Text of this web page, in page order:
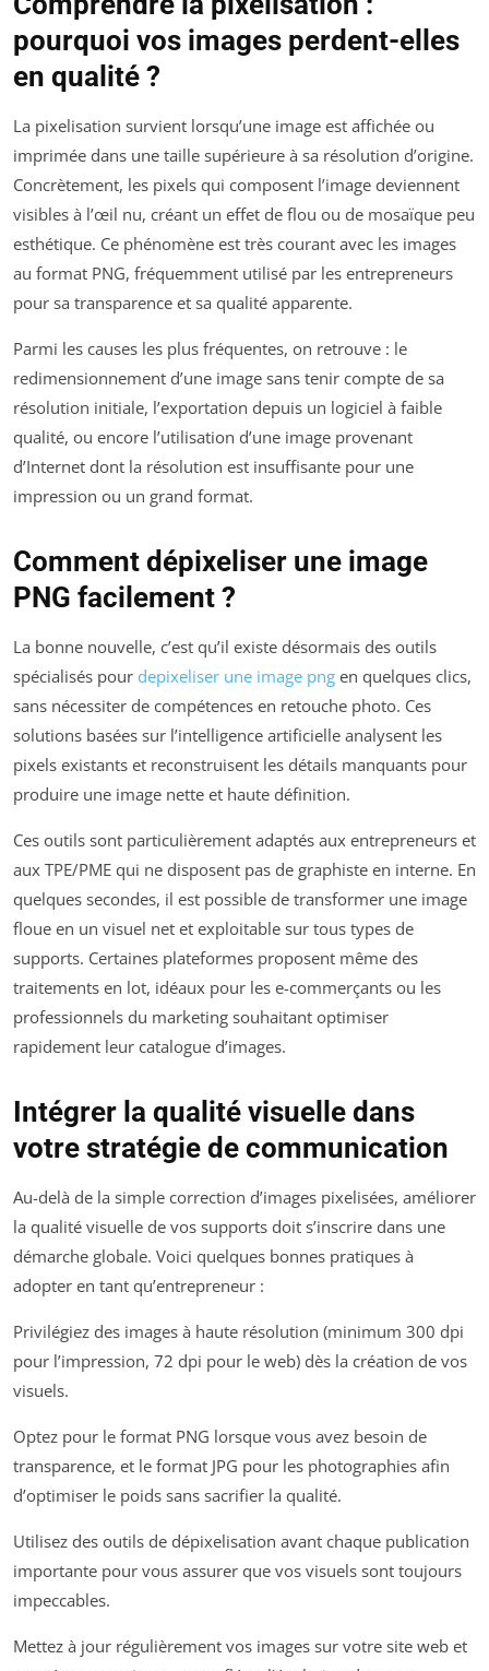
pourquoi vos images perdent-elles
en qualité ?
La pixelisation survient lorsqu’une image est affichée ou
imprimée dans une taille supérieure à sa résolution d’origine.
Concrètement, les pixels qui composent l’image deviennent
visibles à l’œil nu, créant un effet de flou ou de mosaïque peu
esthétique. Ce phénomène est très courant avec les images
au format PNG, fréquemment utilisé par les entrepreneurs
pour sa transparence et sa qualité apparente.
Parmi les causes les plus fréquentes, on retrouve : le
redimensionnement d’une image sans tenir compte de sa
résolution initiale, l’exportation depuis un logiciel à faible
qualité, ou encore l’utilisation d’une image provenant
d’Internet dont la résolution est insuffisante pour une
impression ou un grand format.
Comment dépixeliser une image
PNG facilement ?
La bonne nouvelle, c’est qu’il existe désormais des outils
spécialisés pour depixeliser une image png en quelques clics,
sans nécessiter de compétences en retouche photo. Ces
solutions basées sur l’intelligence artificielle analysent les
pixels existants et reconstruisent les détails manquants pour
produire une image nette et haute définition.
Ces outils sont particulièrement adaptés aux entrepreneurs et
aux TPE/PME qui ne disposent pas de graphiste en interne. En
quelques secondes, il est possible de transformer une image
floue en un visuel net et exploitable sur tous types de
supports. Certaines plateformes proposent même des
traitements en lot, idéaux pour les e-commerçants ou les
professionnels du marketing souhaitant optimiser
rapidement leur catalogue d’images.
Intégrer la qualité visuelle dans
votre stratégie de communication
Au-delà de la simple correction d’images pixelisées, améliorer
la qualité visuelle de vos supports doit s’inscrire dans une
démarche globale. Voici quelques bonnes pratiques à
adopter en tant qu’entrepreneur :
Privilégiez des images à haute résolution (minimum 300 dpi
pour l’impression, 72 dpi pour le web) dès la création de vos
visuels.
Optez pour le format PNG lorsque vous avez besoin de
transparence, et le format JPG pour les photographies afin
d’optimiser le poids sans sacrifier la qualité.
Utilisez des outils de dépixelisation avant chaque publication
importante pour vous assurer que vos visuels sont toujours
impeccables.
Mettez à jour régulièrement vos images sur votre site web et